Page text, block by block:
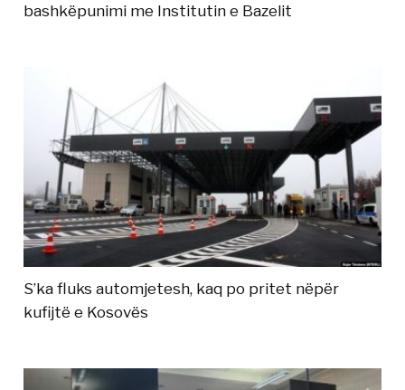
bashkëpunimi me Institutin e Bazelit
S’ka fluks automjetesh, kaq po pritet nëpër
kufijtë e Kosovës